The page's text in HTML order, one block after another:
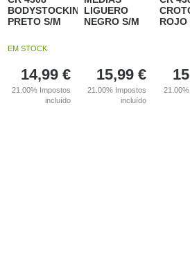
BODYSTOCKING
PRETO S/M
EM STOCK
14,99 €
21.00% Impostos
incluído
LIGUERO
NEGRO S/M
15,99 €
21.00% Impostos
incluído
ROJO
21.00%